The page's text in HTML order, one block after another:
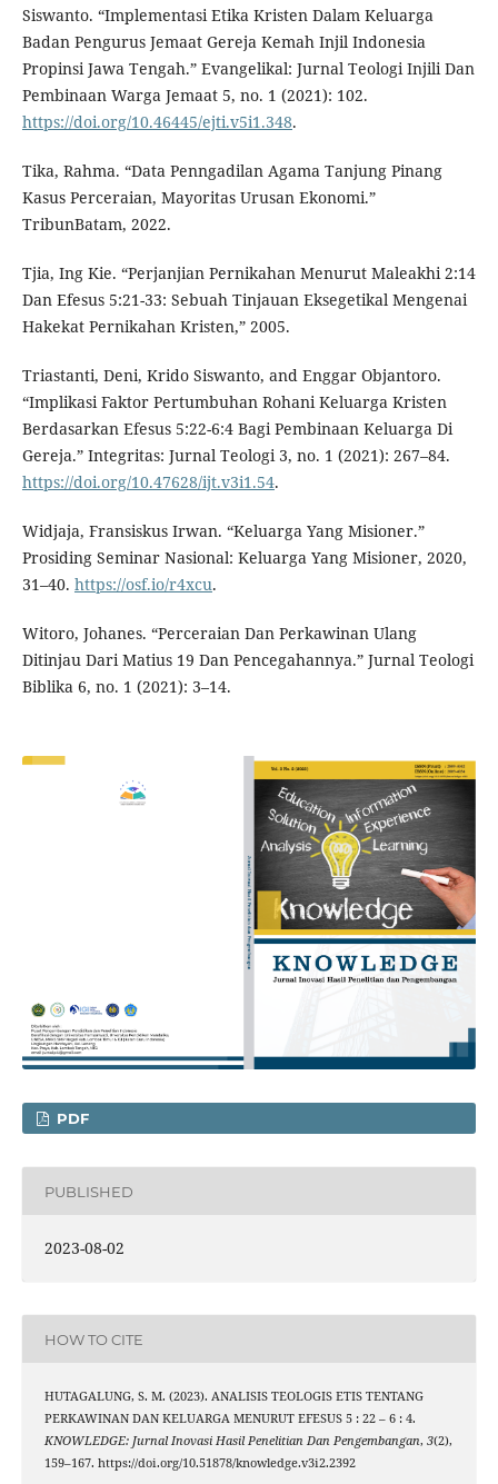
Siswanto. “Implementasi Etika Kristen Dalam Keluarga
Badan Pengurus Jemaat Gereja Kemah Injil Indonesia
Propinsi Jawa Tengah.” Evangelikal: Jurnal Teologi Injili Dan
Pembinaan Warga Jemaat 5, no. 1 (2021): 102.
https://doi.org/10.46445/ejti.v5i1.348.
Tika, Rahma. “Data Penngadilan Agama Tanjung Pinang
Kasus Perceraian, Mayoritas Urusan Ekonomi.”
TribunBatam, 2022.
Tjia, Ing Kie. “Perjanjian Pernikahan Menurut Maleakhi 2:14
Dan Efesus 5:21-33: Sebuah Tinjauan Eksegetikal Mengenai
Hakekat Pernikahan Kristen,” 2005.
Triastanti, Deni, Krido Siswanto, and Enggar Objantoro.
“Implikasi Faktor Pertumbuhan Rohani Keluarga Kristen
Berdasarkan Efesus 5:22-6:4 Bagi Pembinaan Keluarga Di
Gereja.” Integritas: Jurnal Teologi 3, no. 1 (2021): 267–84.
https://doi.org/10.47628/ijt.v3i1.54.
Widjaja, Fransiskus Irwan. “Keluarga Yang Misioner.”
Prosiding Seminar Nasional: Keluarga Yang Misioner, 2020,
31–40. https://osf.io/r4xcu.
Witoro, Johanes. “Perceraian Dan Perkawinan Ulang
Ditinjau Dari Matius 19 Dan Pencegahannya.” Jurnal Teologi
Biblika 6, no. 1 (2021): 3–14.
PDF
PUBLISHED
2023-08-02
HOW TO CITE
HUTAGALUNG, S. M. (2023). ANALISIS TEOLOGIS ETIS TENTANG
PERKAWINAN DAN KELUARGA MENURUT EFESUS 5 : 22 – 6 : 4.
KNOWLEDGE: Jurnal Inovasi Hasil Penelitian Dan Pengembangan, 3(2),
159–167. https://doi.org/10.51878/knowledge.v3i2.2392